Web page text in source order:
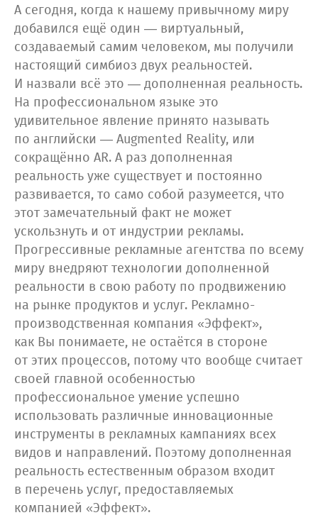
А сегодня, когда к нашему привычному миру
добавился ещё один — виртуальный,
создаваемый самим человеком, мы получили
настоящий симбиоз двух реальностей.
И назвали всё это — дополненная реальность.
На профессиональном языке это
удивительное явление принято называть
по английски — Augmented Reality, или
сокращённо AR. А раз дополненная
реальность уже существует и постоянно
развивается, то само собой разумеется, что
этот замечательный факт не может
ускользнуть и от индустрии рекламы.
Прогрессивные рекламные агентства по всему
миру внедряют технологии дополненной
реальности в свою работу по продвижению
на рынке продуктов и услуг. Рекламно-
производственная компания «Эффект»,
как Вы понимаете, не остаётся в стороне
от этих процессов, потому что вообще считает
своей главной особенностью
профессиональное умение успешно
использовать различные инновационные
инструменты в рекламных кампаниях всех
видов и направлений. Поэтому дополненная
реальность естественным образом входит
в перечень услуг, предоставляемых
компанией «Эффект».